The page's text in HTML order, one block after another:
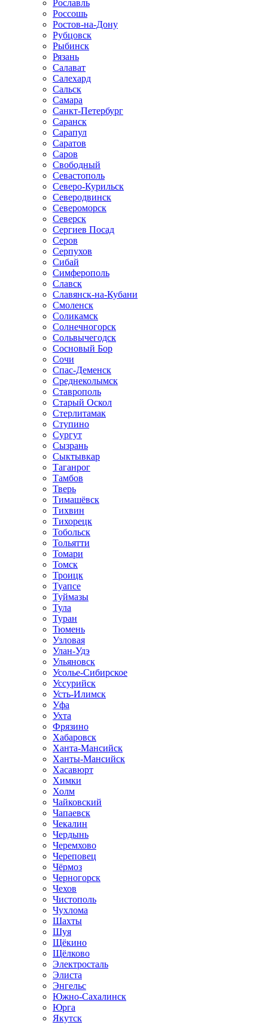
Рославль
Россошь
Ростов-на-Дону
Рубцовск
Рыбинск
Рязань
Салават
Салехард
Сальск
Самара
Санкт-Петербург
Саранск
Сарапул
Саратов
Саров
Свободный
Севастополь
Северо-Курильск
Северодвинск
Североморск
Северск
Сергиев Посад
Серов
Серпухов
Сибай
Симферополь
Славск
Славянск-на-Кубани
Смоленск
Соликамск
Солнечногорск
Сольвычегодск
Сосновый Бор
Сочи
Спас-Деменск
Среднеколымск
Ставрополь
Старый Оскол
Стерлитамак
Ступино
Сургут
Сызрань
Сыктывкар
Таганрог
Тамбов
Тверь
Тимашёвск
Тихвин
Тихорецк
Тобольск
Тольятти
Томари
Томск
Троицк
Туапсе
Туймазы
Тула
Туран
Тюмень
Узловая
Улан-Удэ
Ульяновск
Усолье-Сибирское
Уссурийск
Усть-Илимск
Уфа
Ухта
Фрязино
Хабаровск
Ханта-Мансийск
Ханты-Мансийск
Хасавюрт
Химки
Холм
Чайковский
Чапаевск
Чекалин
Чердынь
Черемхово
Череповец
Чёрмоз
Черногорск
Чехов
Чистополь
Чухлома
Шахты
Шуя
Щёкино
Щёлково
Электросталь
Элиста
Энгельс
Южно-Сахалинск
Юрга
Якутск